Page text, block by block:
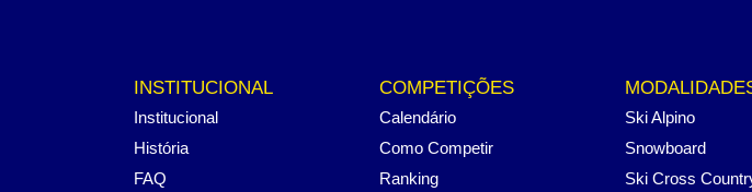
INSTITUCIONAL
Institucional
História
FAQ
COMPETIÇÕES
Calendário
Como Competir
Ranking
Ski Alpino
Snowboard
Ski Cross